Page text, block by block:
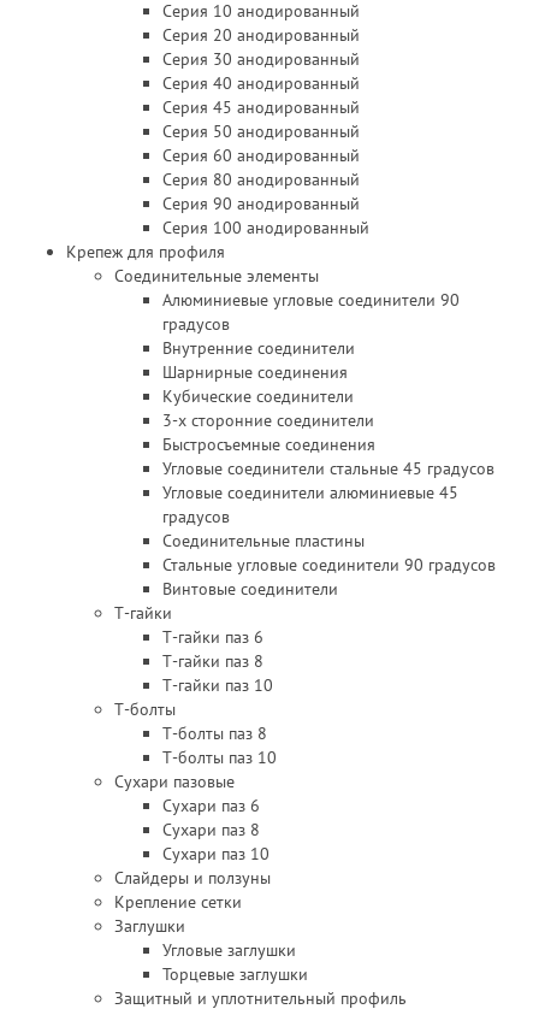
Серия 10 анодированный
Серия 20 анодированный
Серия 30 анодированный
Серия 40 анодированный
Серия 45 анодированный
Серия 50 анодированный
Серия 60 анодированный
Серия 80 анодированный
Серия 90 анодированный
Серия 100 анодированный
Крепеж для профиля
Соединительные элементы
Алюминиевые угловые соединители 90
градусов
Внутренние соединители
Шарнирные соединения
Кубические соединители
3-х сторонние соединители
Быстросъемные соединения
Угловые соединители стальные 45 градусов
Угловые соединители алюминиевые 45
градусов
Соединительные пластины
Стальные угловые соединители 90 градусов
Винтовые соединители
Т-гайки
Т-гайки паз 6
Т-гайки паз 8
Т-гайки паз 10
Т-болты
Т-болты паз 8
Т-болты паз 10
Сухари пазовые
Сухари паз 6
Сухари паз 8
Сухари паз 10
Слайдеры и ползуны
Крепление сетки
Заглушки
Угловые заглушки
Торцевые заглушки
Защитный и уплотнительный профиль